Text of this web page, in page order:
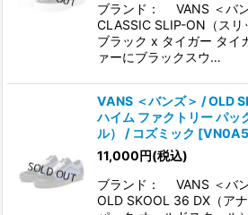
ブランド： VANS ＜バ
CLASSIC SLIP-ON（ス
ブラック x タイガー タイ
ァーにブラックスウ…
VANS ＜バンズ＞ / OLD
ハイム ファクトリー パッ
ル） / コズミック [
11,000円(税込)
ブランド： VANS ＜バ
OLD SKOOL 36 DX（ア